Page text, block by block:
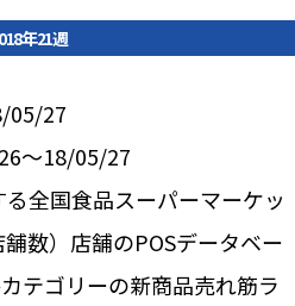
年21週
05/27
～18/05/27
全国食品スーパーマーケッ
数）店舗のPOSデータベー
テゴリーの新商品売れ筋ラ